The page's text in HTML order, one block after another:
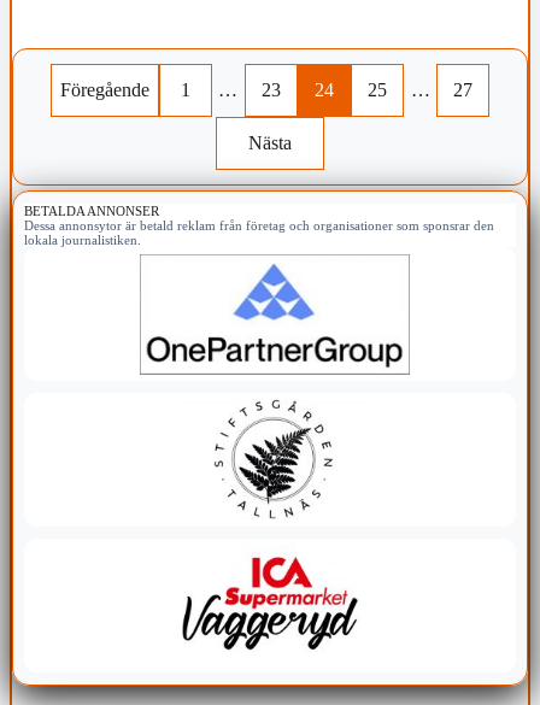
Föregående 1 … 23 24 25 … 27
Nästa
BETALDA ANNONSER
Dessa annonsytor är betald reklam från företag och organisationer som sponsrar den
lokala journalistiken.